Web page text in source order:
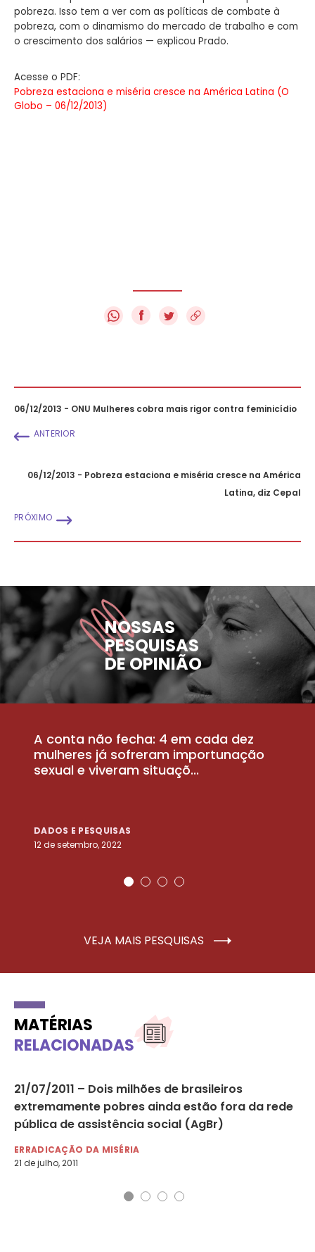
pobreza. Isso tem a ver com as políticas de combate à
pobreza, com o dinamismo do mercado de trabalho e com
o crescimento dos salários — explicou Prado.
Acesse o PDF:
Pobreza estaciona e miséria cresce na América Latina (O
Globo – 06/12/2013)
f
06/12/2013 - ONU Mulheres cobra mais rigor contra feminicídio
ANTERIOR
06/12/2013 - Pobreza estaciona e miséria cresce na América
Latina, diz Cepal
PRÓXIMO
NOSSAS
PESQUISAS
DE OPINIÃO
A conta não fecha: 4 em cada dez
mulheres já sofreram importunação
sexual e viveram situaçõ...
DADOS E PESQUISAS
12 de setembro, 2022
VEJA MAIS PESQUISAS
MATÉRIAS
RELACIONADAS
21/07/2011 – Dois milhões de brasileiros
extremamente pobres ainda estão fora da rede
pública de assistência social (AgBr)
ERRADICAÇÃO DA MISÉRIA
21 de julho, 2011